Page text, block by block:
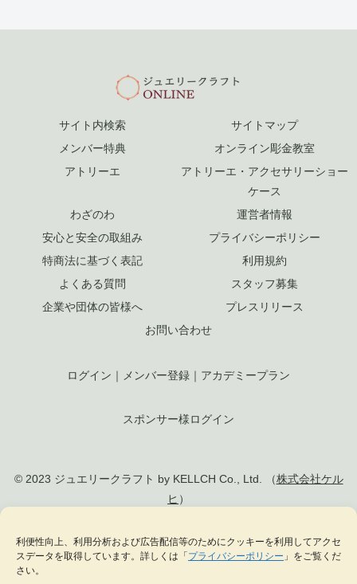
利便性向上、利用分析および広告配信等のためにクッキーを利用してアクセ
スデータを取得しています。詳しくは「 プライバシーポリシー 」をご覧くだ
さい。
サイト内検索
サイトマップ
メンバー特典
オンライン彫金教室
アトリーエ
アトリーエ・アクセサリーショー
ケース
わざのわ
運営者情報
安心と安全の取組み
プライバシーポリシー
特商法に基づく表記
利用規約
よくある質問
スタッフ募集
企業や団体の皆様へ
プレスリリース
お問い合わせ
ログイン ｜ メンバー登録 ｜ アカデミープラン
スポンサー様ログイン
© 2023 ジュエリークラフト by KELLCH Co., Ltd. （株式会社ケル
ヒ ）
私達は、地方創生SDGs官民連携プラットフォームに加盟しています
私達は、（一社）日本ジュエリー協会 の正会員として日本のジュエリー文化の発